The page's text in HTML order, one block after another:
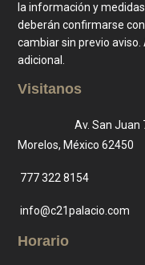
la información y
deberán confirmarse
cambiar sin previo
adicional.
Visitanos
Av. San Juan
Morelos, México 62450
777 322 8154
info@c21palacio.com
Horario